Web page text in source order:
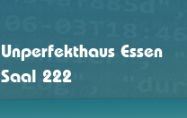
Unperfekthaus Essen
Saal 222